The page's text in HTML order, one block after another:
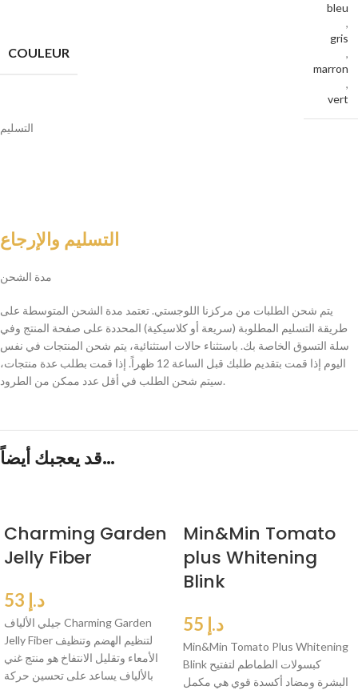
COULEUR
bleu
,
gris
,
marron
,
vert
التسليم
التسليم والإرجاع
مدة الشحن
يتم شحن الطلبات من مركزنا اللوجستي. تعتمد مدة الشحن المتوسطة على
طريقة التسليم المطلوبة (سريعة أو كلاسيكية) المحددة على صفحة المنتج وفي
سلة التسوق الخاصة بك. باستثناء حالات استثنائية، يتم شحن المنتجات في نفس
اليوم إذا قمت بتقديم طلبك قبل الساعة 12 ظهراً. إذا قمت بطلب عدة منتجات،
سيتم شحن الطلب في أقل عدد ممكن من الطرود.
قد يعجبك أيضاً…
Charming Garden
Jelly Fiber
د.إ
جيلي الألياف Charming Garden
Jelly Fiber لتنظيم الهضم وتنظيف
الأمعاء وتقليل الانتفاخ هو منتج غني
بالألياف يساعد على تحسين حركة
Min&Min Tomato
plus Whitening
Blink
د.إ
Min&Min Tomato Plus Whitening
Blink كبسولات الطماطم لتفتيح
البشرة ومضاد أكسدة قوي هي مكمل